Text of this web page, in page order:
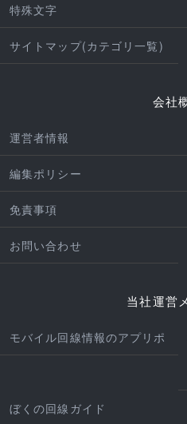
特殊文字
サイトマップ(カテゴリ一覧)
会社
運営者情報
編集ポリシー
免責事項
お問い合わせ
当社運営
モバイル回線情報のアプリポ
ぼくの回線ガイド